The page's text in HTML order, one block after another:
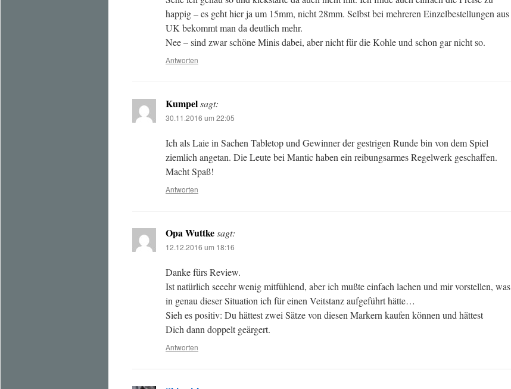
happig – es geht hier ja um 15mm, nicht 28mm. Selbst bei mehreren Einzelbestellungen aus
UK bekommt man da deutlich mehr.
Nee – sind zwar schöne Minis dabei, aber nicht für die Kohle und schon gar nicht so.
Antworten
Kumpelsagt:
30.11.2016 um 22:05
Ich als Laie in Sachen Tabletop und Gewinner der gestrigen Runde bin von dem Spiel
ziemlich angetan. Die Leute bei Mantic haben ein reibungsarmes Regelwerk geschaffen.
Macht Spaß!
Antworten
Opa Wuttkesagt:
12.12.2016 um 18:16
Danke fürs Review.
Ist natürlich seeehr wenig mitfühlend, aber ich mußte einfach lachen und mir vorstellen, was
in genau dieser Situation ich für einen Veitstanz aufgeführt hätte…
Sieh es positiv: Du hättest zwei Sätze von diesen Markern kaufen können und hättest
Dich dann doppelt geärgert.
Antworten